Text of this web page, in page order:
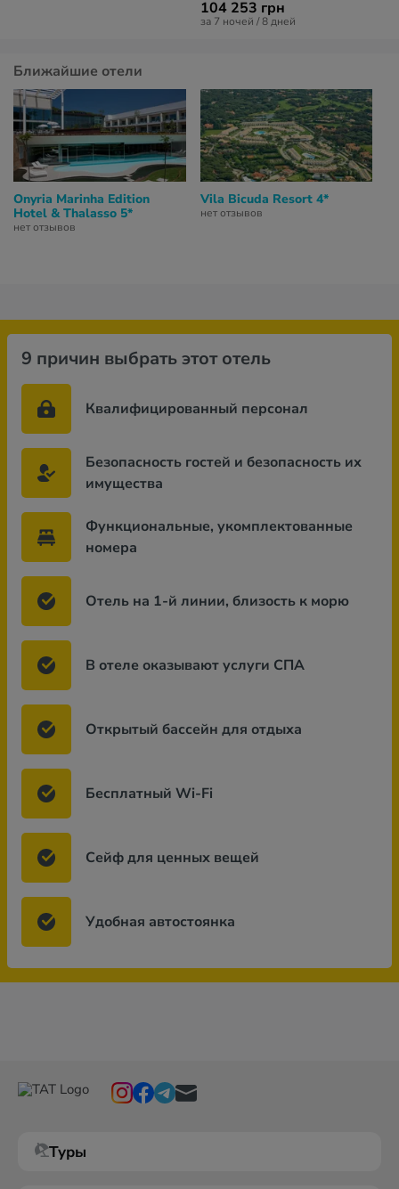
104 253 грн
за 7 ночей / 8 дней
Ближайшие отели
Onyria Marinha Edition
Hotel & Thalasso 5*
нет отзывов
Vila Bicuda Resort 4*
нет отзывов
9 причин выбрать этот отель
Квалифицированный персонал
Безопасность гостей и безопасность их
имущества
Функциональные, укомплектованные
номера
Отель на 1-й линии, близость к морю
В отеле оказывают услуги СПА
Открытый бассейн для отдыха
Бесплатный Wi-Fi
Сейф для ценных вещей
Удобная автостоянка
Туры